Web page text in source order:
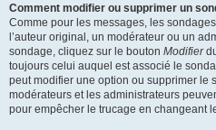
Comment modifier ou supprimer un
Comme pour les messages, les
l’auteur original, un modérateur ou un
sondage, cliquez sur le bouton Modifier
toujours celui auquel est associé le
peut modifier une option ou supprimer le
modérateurs et les administrateurs
pour empêcher le trucage en changeant